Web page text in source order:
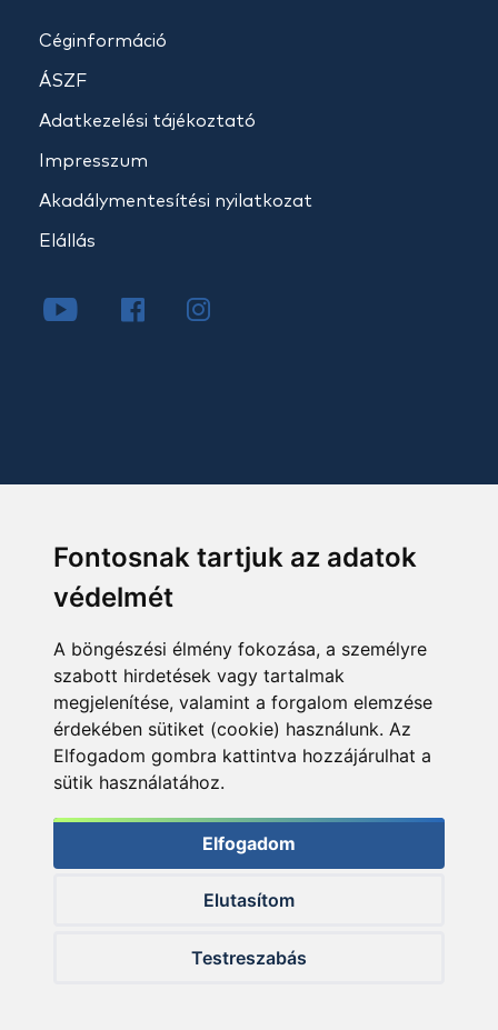
Fontosnak tartjuk az adatok
védelmét
A böngészési élmény fokozása, a személyre
szabott hirdetések vagy tartalmak
megjelenítése, valamint a forgalom elemzése
érdekében sütiket (cookie) használunk. Az
Elfogadom gombra kattintva hozzájárulhat a
sütik használatához.
Elfogadom
Elutasítom
Testreszabás
Céginformáció
ÁSZF
Adatkezelési tájékoztató
Impresszum
Akadálymentesítési nyilatkozat
Elállás